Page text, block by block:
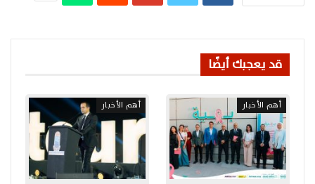
قد يعجبك أيضًا
أهم الأخبار أهم الأخبار